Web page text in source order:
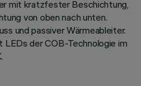
mit kratzfester Beschichtung,
von oben nach unten.
und passiver Wärmeableiter.
der COB-Technologie im